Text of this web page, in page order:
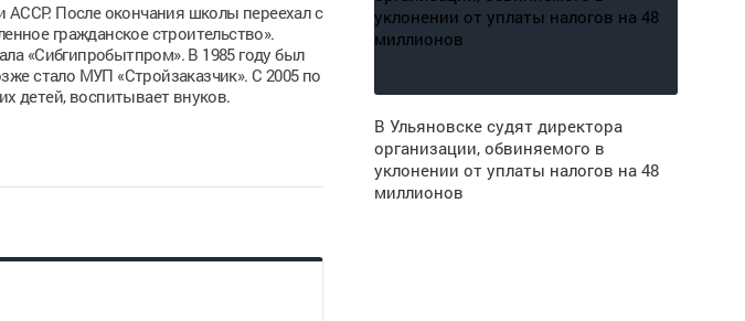
АССР. После окончания школы переехал с
гражданское строительство».
«Сибгипробытпром». В 1985 году был
стало МУП «Стройзаказчик». С 2005 по
детей, воспитывает внуков.
В Ульяновске судят директора
организации, обвиняемого в
уклонении от уплаты налогов на 48
миллионов